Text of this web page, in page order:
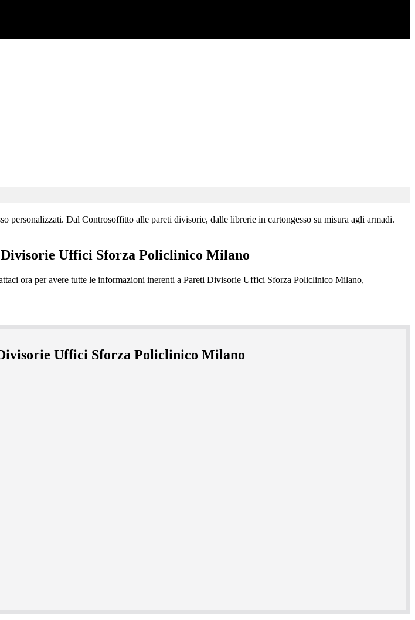
Dal Controsoffitto alle pareti divisorie, dalle librerie in cartongesso su misura agli armadi.
Uffici Sforza Policlinico Milano
Uffici Sforza Policlinico Milano